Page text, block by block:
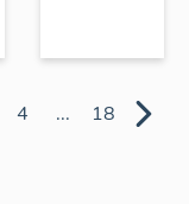
4 ... 18